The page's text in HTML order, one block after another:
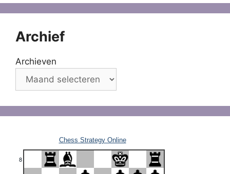
Archief
Archieven